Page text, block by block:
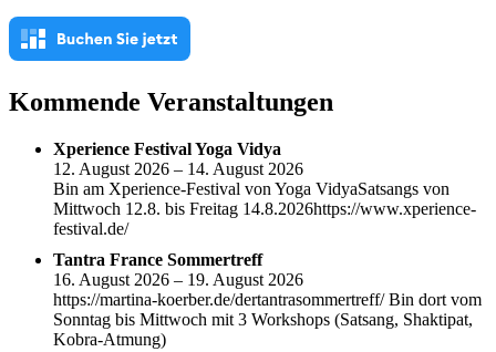
Kommende Veranstaltungen
Xperience Festival Yoga Vidya
12. August 2026 – 14. August 2026
Bin am Xperience-Festival von Yoga VidyaSatsangs von
Mittwoch 12.8. bis Freitag 14.8.2026https://www.xperience-
festival.de/
Tantra France Sommertreff
16. August 2026 – 19. August 2026
https://martina-koerber.de/dertantrasommertreff/ Bin dort vom
Sonntag bis Mittwoch mit 3 Workshops (Satsang, Shaktipat,
Kobra-Atmung)